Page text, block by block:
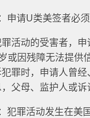
：申请U类美签者必
活动的受害者，
或因残障无法提供
犯罪时，申请人曾
父母、监护人或诉
犯罪活动发生在美